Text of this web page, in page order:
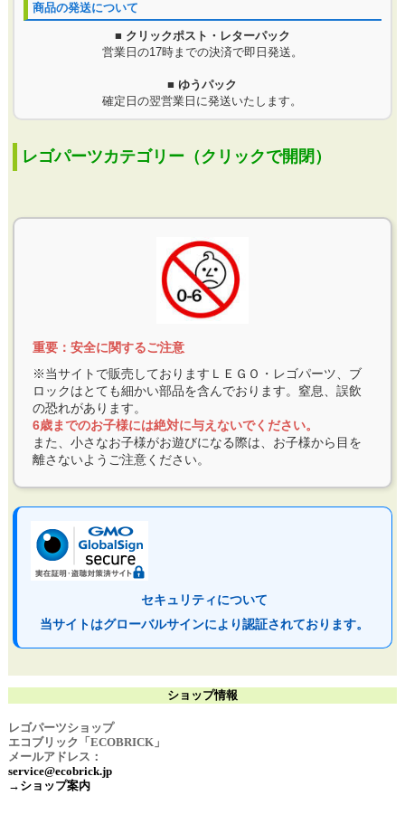
商品の発送について
■ クリックポスト・レターパック
営業日の17時までの決済で即日発送。
■ ゆうパック
確定日の翌営業日に発送いたします。
レゴパーツカテゴリー（クリックで開閉）
重要：安全に関するご注意
※当サイトで販売しておりますＬＥＧＯ・レゴパーツ、ブ
ロックはとても細かい部品を含んでおります。窒息、誤飲
の恐れがあります。
6歳までのお子様には絶対に与えないでください。
また、小さなお子様がお遊びになる際は、お子様から目を
離さないようご注意ください。
セキュリティについて
当サイトはグローバルサインにより認証されております。
ショップ情報
レゴパーツショップ
エコブリック「ECOBRICK」
メールアドレス：
service@ecobrick.jp
→ショップ案内